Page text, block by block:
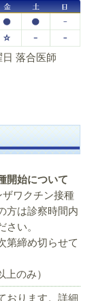
落合医師
開始について
ワクチン接種
方は診察時間内
さい。
第締め切らせて
のみ）
おります。詳細